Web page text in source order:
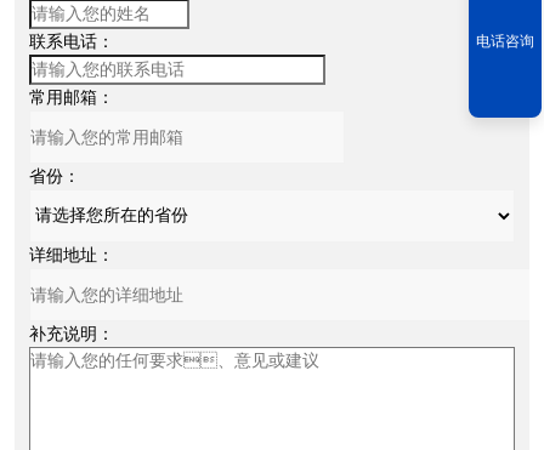
联系电话：
常用邮箱：
省份：
详细地址：
补充说明：
电话咨询